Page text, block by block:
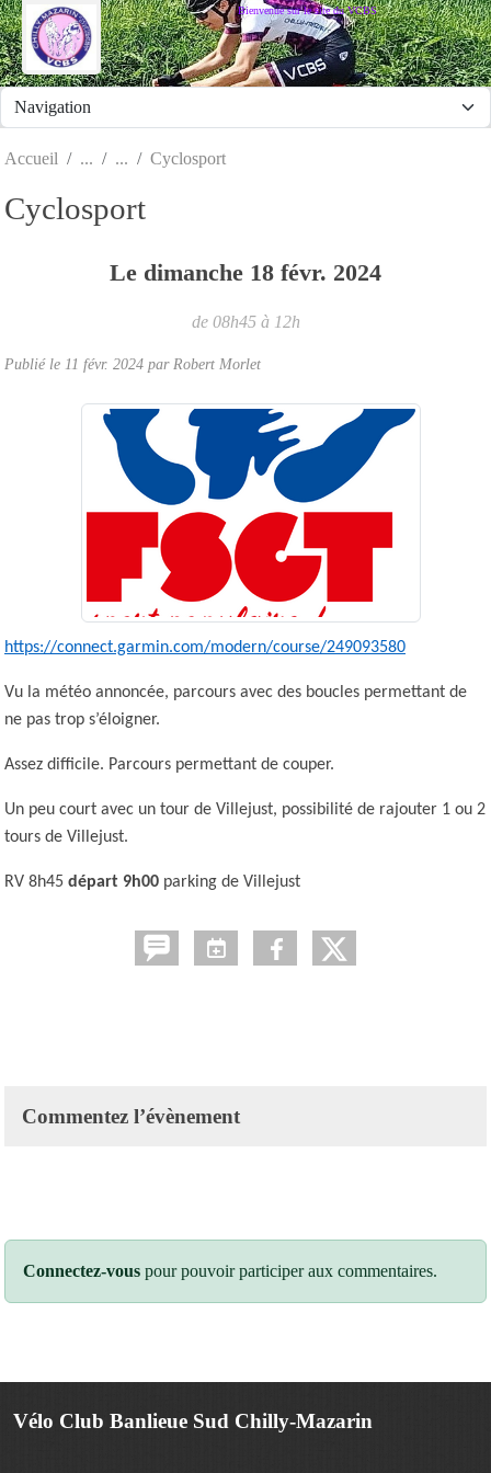
Bienvenue sur le site du VCBS
Accueil Cyclosport
Cyclosport
Le dimanche 18 févr. 2024
de 08h45 à 12h
Publié le 11 févr. 2024 par Robert Morlet
https://connect.garmin.com/modern/course/249093580
Vu la météo annoncée, parcours avec des boucles permettant de
ne pas trop s’éloigner.
Assez difficile. Parcours permettant de couper.
Un peu court avec un tour de Villejust, possibilité de rajouter 1 ou 2
tours de Villejust.
RV 8h45 départ 9h00 parking de Villejust
Commentez l’évènement
Connectez-vous pour pouvoir participer aux commentaires.
Vélo Club Banlieue Sud Chilly-Mazarin
Panneau de gestion des cookies